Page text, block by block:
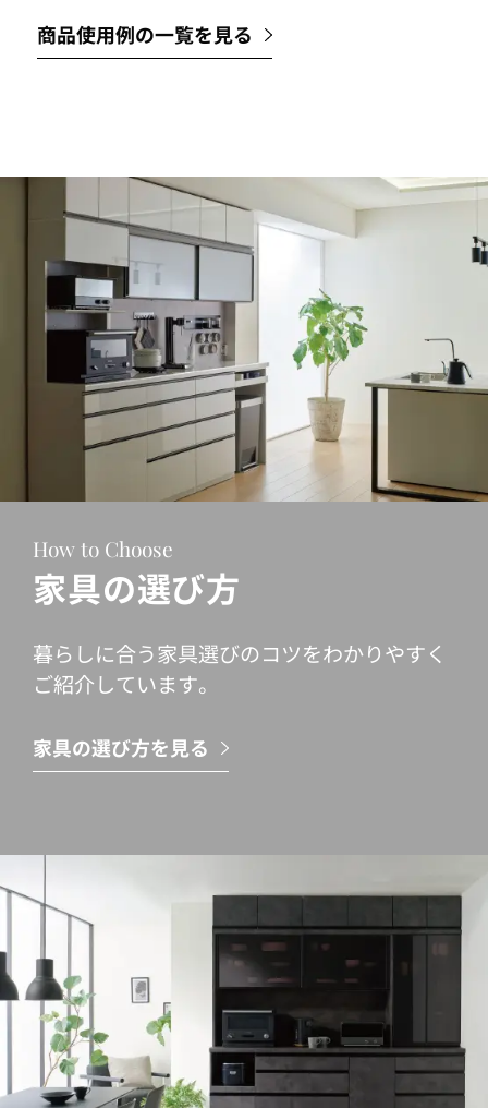
商品使用例の一覧を見る
How to Choose
家具の選び方
暮らしに合う家具選びのコツをわかりやすく
ご紹介しています。
家具の選び方を見る